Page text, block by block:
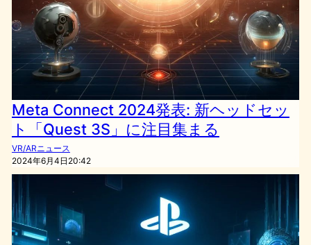
Meta Connect 2024発表: 新ヘッドセッ
ト「Quest 3S」に注目集まる
VR/ARニュース
2024年6月4日20:42